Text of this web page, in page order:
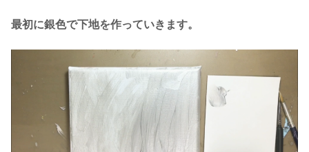
最初に銀色で下地を作っていきます。